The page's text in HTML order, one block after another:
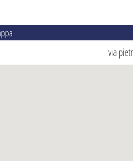
via